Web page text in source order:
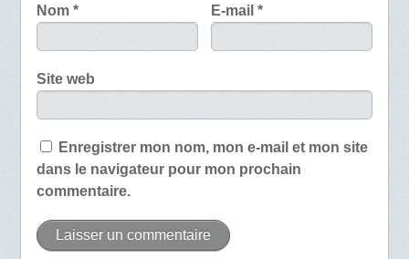
Nom * E-mail*
Site web
Enregistrer mon nom, mon e-mail et mon site
dans le navigateur pour mon prochain
commentaire.